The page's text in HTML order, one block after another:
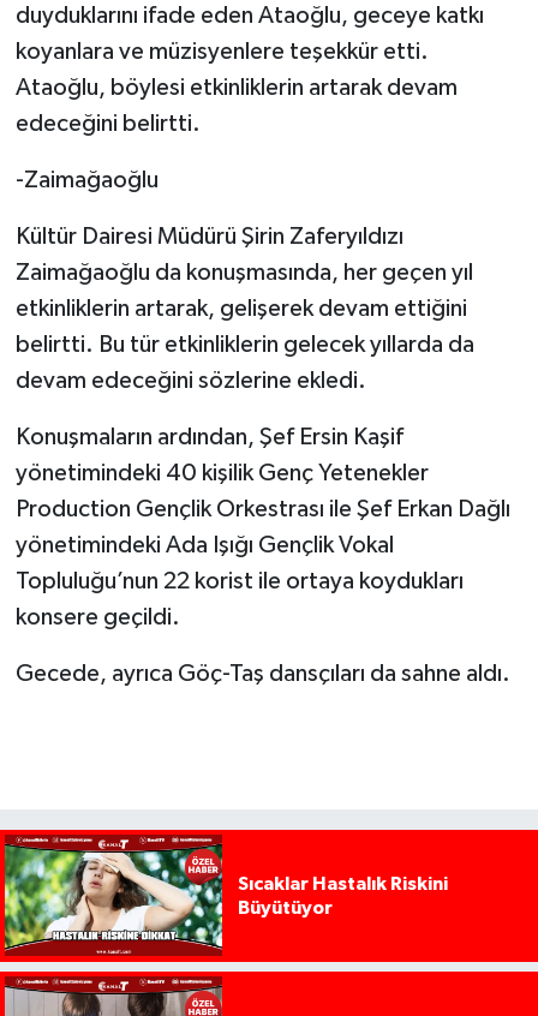
duyduklarını ifade eden Ataoğlu, geceye katkı
koyanlara ve müzisyenlere teşekkür etti.
Ataoğlu, böylesi etkinliklerin artarak devam
edeceğini belirtti.
-Zaimağaoğlu
Kültür Dairesi Müdürü Şirin Zaferyıldızı
Zaimağaoğlu da konuşmasında, her geçen yıl
etkinliklerin artarak, gelişerek devam ettiğini
belirtti. Bu tür etkinliklerin gelecek yıllarda da
devam edeceğini sözlerine ekledi.
Konuşmaların ardından, Şef Ersin Kaşif
yönetimindeki 40 kişilik Genç Yetenekler
Production Gençlik Orkestrası ile Şef Erkan Dağlı
yönetimindeki Ada Işığı Gençlik Vokal
Topluluğu’nun 22 korist ile ortaya koydukları
konsere geçildi.
Gecede, ayrıca Göç-Taş dansçıları da sahne aldı.
Sıcaklar Hastalık Riskini
Büyütüyor